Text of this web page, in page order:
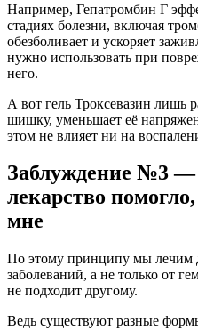
Например, Гепатромбин Г
стадиях болезни, включая
обезболивает и ускоряет
нужно использовать при
него.
А вот гель Троксевазин лишь
шишку, уменьшает её
этом не влияет ни на
Заблуждение №3 —
лекарство
мне
По этому принципу мы лечим
заболеваний, а не только от
не подходит другому.
Ведь существуют разные